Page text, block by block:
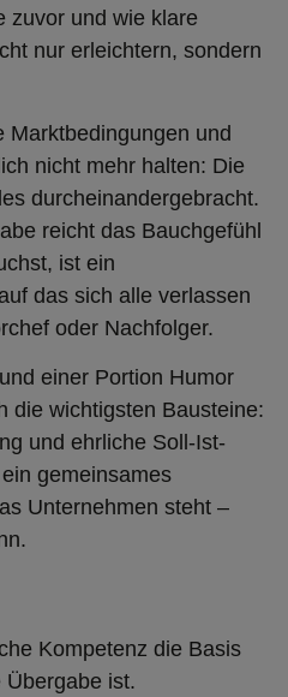
zuvor und wie klare
nur erleichtern, sondern
Marktbedingungen und
nicht mehr halten: Die
durcheinandergebracht.
reicht das Bauchgefühl
ist ein
das sich alle verlassen
oder Nachfolger.
einer Portion Humor
die wichtigsten Bausteine:
und ehrliche Soll-Ist-
gemeinsames
Unternehmen steht –
Kompetenz die Basis
ist.